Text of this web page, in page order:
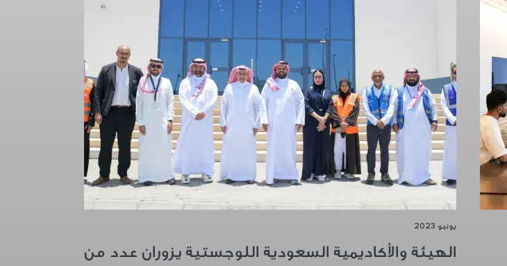
يونيو 2023
الهيئة والأكاديمية السعودية اللوجستية يزوران عدد من